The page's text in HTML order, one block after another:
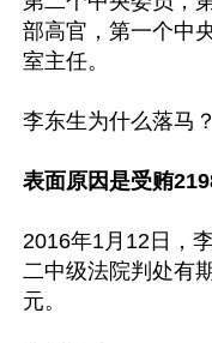
部高官，第一个中
室主任。
李东生为什么落马？
表面原因是受贿
2016年1月12日，
二中级法院判处有
元。